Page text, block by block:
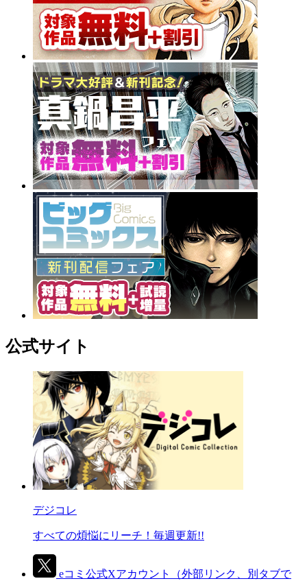
公式サイト
デジコレ
すべての煩悩にリーチ！毎週更新!!
eコミ公式Xアカウント
（外部リンク、別タブで